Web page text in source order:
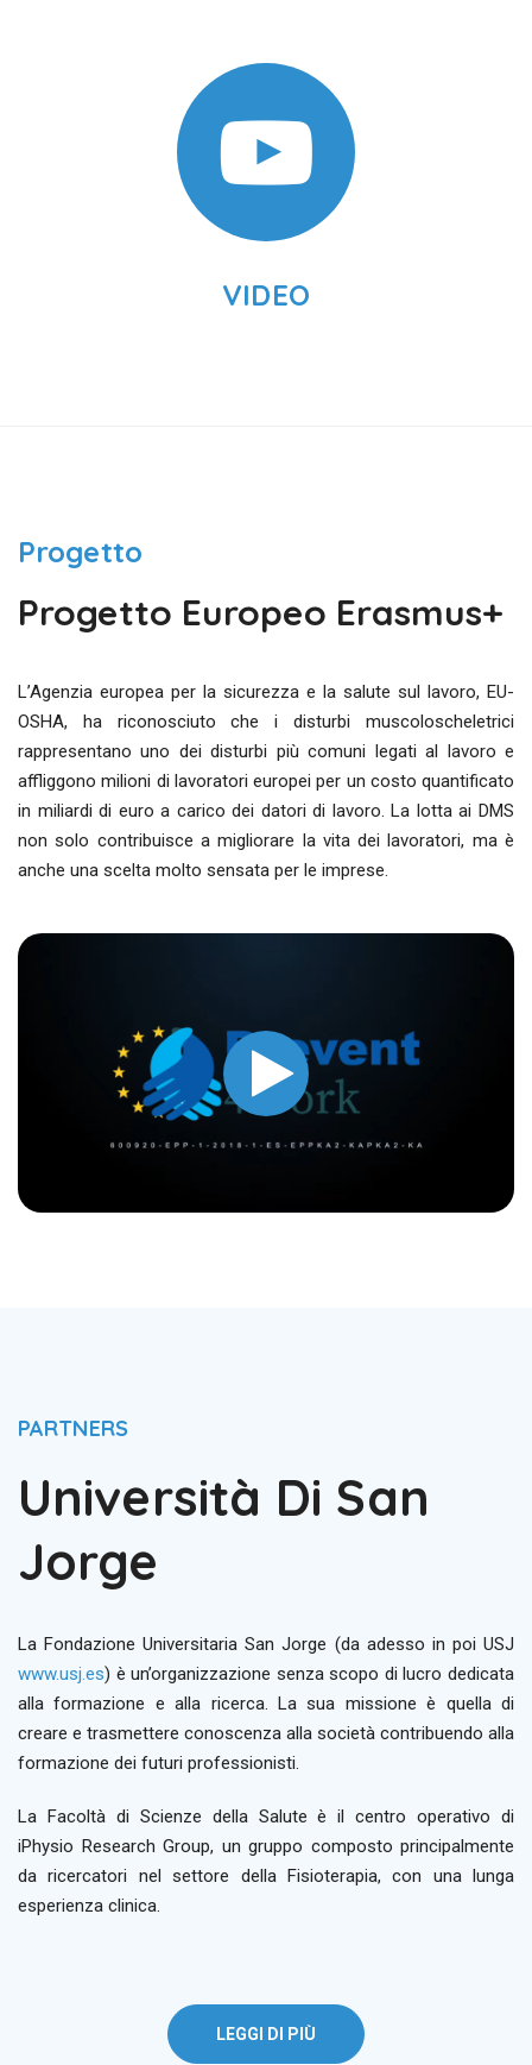
VIDEO
Progetto
Progetto Europeo Erasmus+
L’Agenzia europea per la sicurezza e la salute sul lavoro, EU-
OSHA, ha riconosciuto che i disturbi muscoloscheletrici
rappresentano uno dei disturbi più comuni legati al lavoro e
affliggono milioni di lavoratori europei per un costo quantificato
in miliardi di euro a carico dei datori di lavoro. La lotta ai DMS
non solo contribuisce a migliorare la vita dei lavoratori, ma è
anche una scelta molto sensata per le imprese.
PARTNERS
Università Di San
Jorge
La Fondazione Universitaria San Jorge (da adesso in poi USJ
www.usj.es) è un’organizzazione senza scopo di lucro dedicata
alla formazione e alla ricerca. La sua missione è quella di
creare e trasmettere conoscenza alla società contribuendo alla
formazione dei futuri professionisti.
La Facoltà di Scienze della Salute è il centro operativo di
iPhysio Research Group, un gruppo composto principalmente
da ricercatori nel settore della Fisioterapia, con una lunga
esperienza clinica.
LEGGI DI PIÙ